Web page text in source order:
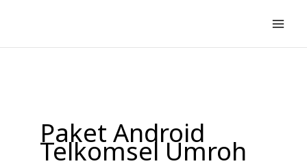
konten
Paket Android
Telkomsel Umroh